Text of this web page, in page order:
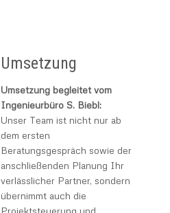
Umsetzung
Umsetzung begleitet vom
Ingenieurbüro S. Biebl:
Unser Team ist nicht nur ab
dem ersten
Beratungsgespräch sowie der
anschließenden Planung Ihr
verlässlicher Partner, sondern
übernimmt auch die
Projektsteuerung und